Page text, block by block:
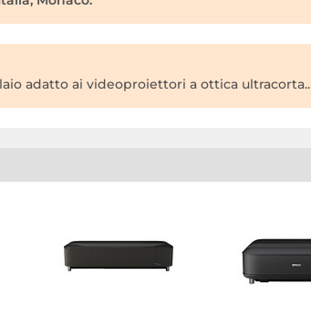
adatto ai videoproiettori a ottica ultracorta..